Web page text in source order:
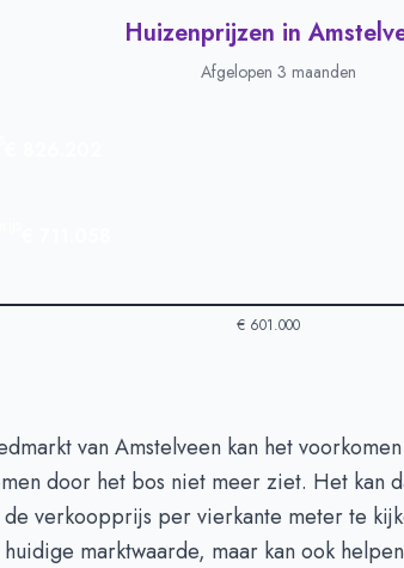
Huizenprijzen in
Afgelopen 3 maanden
€ 601.000
Amstelveen -Afgelopen 3 maanden
Type
Bedrag
€ 826.202
euro's
€ 711.058
van Amstelveen kan het
door het bos niet meer ziet. Het kan
verkoopprijs per vierkante meter te
marktwaarde, maar kan ook